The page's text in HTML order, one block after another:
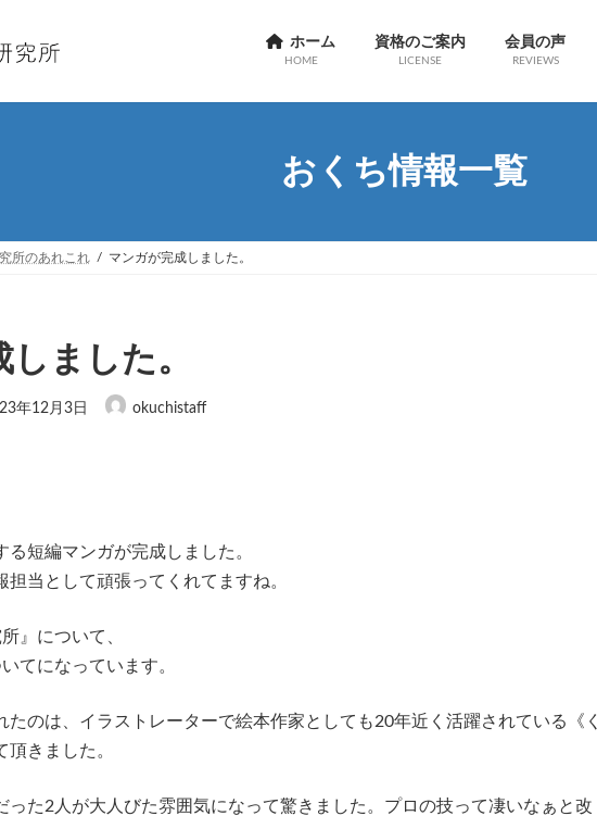
ホーム
HOME
資格のご案内
LICENSE
会員の声
REVIEWS
おくち情報一覧
所のあれこれ マンガが完成しました。
ました。
年12月3日 okuchistaff
短編マンガが完成しました。
当として頑張ってくれてますね。
』について、
てになっています。
たのは、イラストレーターで絵本作家としても20年近く活躍されている《く
頂きました。
った2人が大人びた雰囲気になって驚きました。プロの技って凄いなぁと改